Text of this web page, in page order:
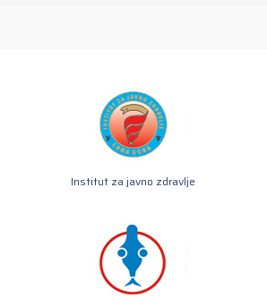
Institut za javno zdravlje